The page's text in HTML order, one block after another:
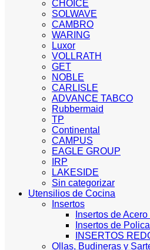
CHOICE
SOLWAVE
CAMBRO
WARING
Luxor
VOLLRATH
GET
NOBLE
CARLISLE
ADVANCE TABCO
Rubbermaid
TP
Continental
CAMPUS
EAGLE GROUP
IRP
LAKESIDE
Sin categorizar
Utensilios de Cocina
Insertos
Insertos de
Insertos de
INSERTOS
Ollas, Budineras y